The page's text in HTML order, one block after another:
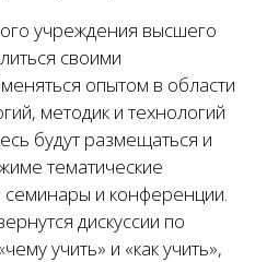
учреждения высшего
своими
опытом в области
методик и технологий
будут размещаться и
тематические
семинары и конференции.
дискуссии по
учить» и «как учить»,